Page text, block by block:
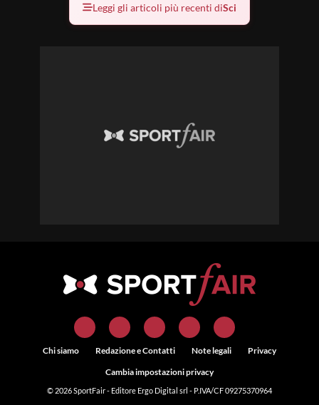
Leggi gli articoli più recenti diSci
Chi siamo Redazione e Contatti Note legali
Privacy
Cambia impostazioni privacy
© 2026SportFair- Editore Ergo Digital srl - P.IVA/CF 09275370964